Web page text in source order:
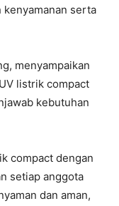
kenyamanan serta
menyampaikan
listrik compact
kebutuhan
compact dengan
setiap anggota
dan aman,